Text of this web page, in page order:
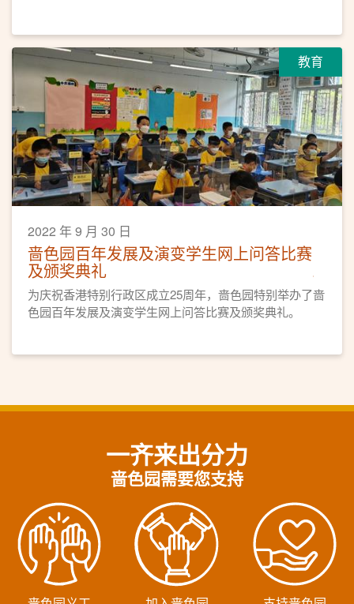
教育
2022 年 9 月 30 日
啬色园百年发展及演变学生网上问答比赛
及颁奖典礼
为庆祝香港特别行政区成立25周年，啬色园特别举办了啬
色园百年发展及演变学生网上问答比赛及颁奖典礼。
一齐来出分力
啬色园需要您支持